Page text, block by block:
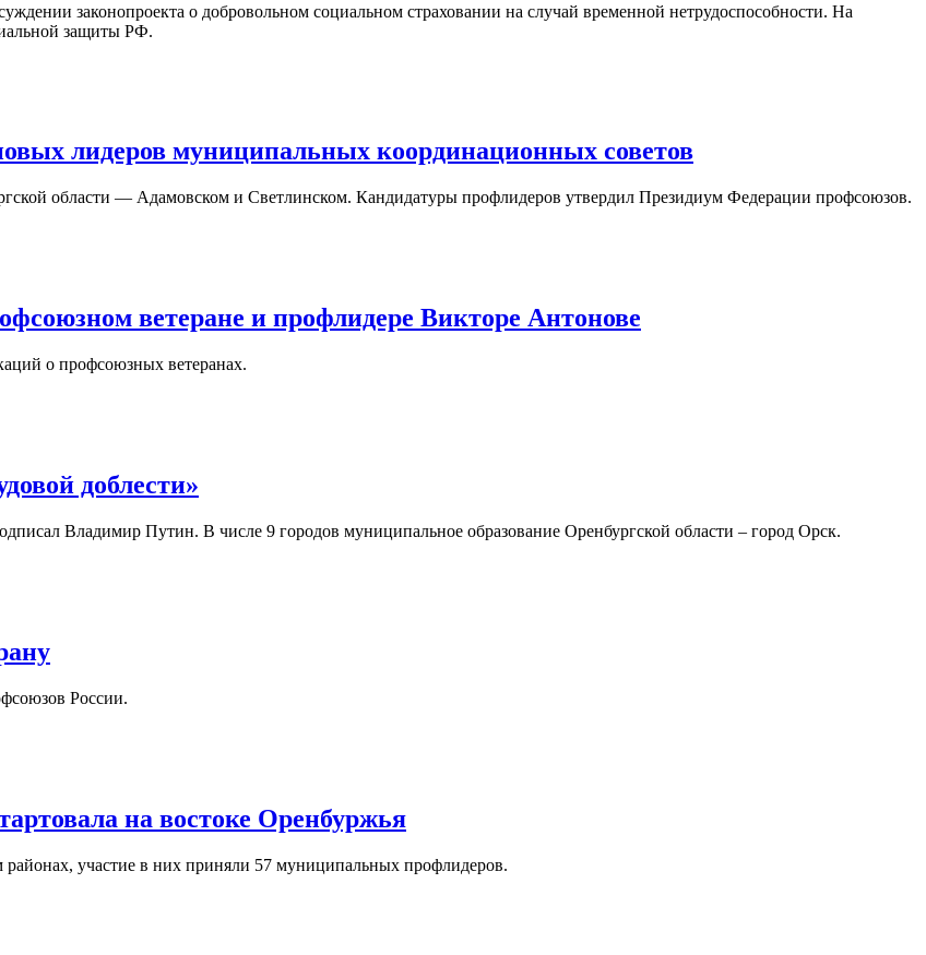
законопроекта о добровольном социальном страховании на случай временной нетрудоспособности. На
защиты РФ.
лидеров муниципальных координационных советов
области — Адамовском и Светлинском. Кандидатуры профлидеров утвердил Президиум Федерации профсоюзов.
ветеране и профлидере Викторе Антонове
о профсоюзных ветеранах.
доблести»
Владимир Путин. В числе 9 городов муниципальное образование Оренбургской области – город Орск.
России.
на востоке Оренбуржья
участие в них приняли 57 муниципальных профлидеров.